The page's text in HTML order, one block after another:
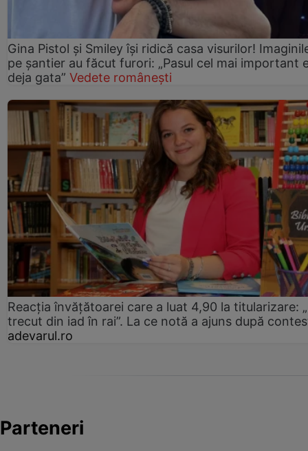
Gina Pistol și Smiley își ridică casa visurilor!
pe șantier au făcut furori: „Pasul cel mai important
deja gata” Vedete românești
Reacția învățătoarei care a luat 4,90 la titularizare:
trecut din iad în rai”. La ce notă a ajuns după
adevarul.ro
Parteneri